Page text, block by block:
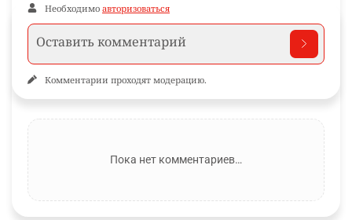
Необходимо авторизоваться
Комментарии проходят модерацию.
Пока нет комментариев…